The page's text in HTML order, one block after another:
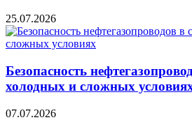
25.07.2026
Безопасность
холодных и сложных
07.07.2026